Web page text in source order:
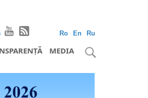
Ro En Ru
MEDIA